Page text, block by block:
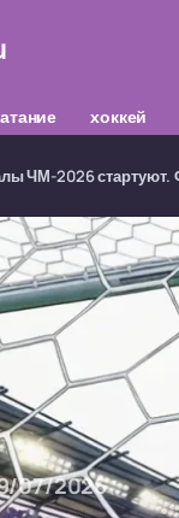
хоккей
ЧМ-2026 стартуют.
07/2026